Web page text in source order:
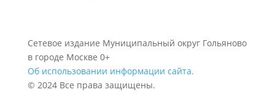
Сетевое издание Муниципальный округ Гольяново
в городе Москве 0+
Об использовании информации сайта.
© 2024 Все права защищены.